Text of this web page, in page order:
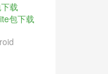
载
包下载